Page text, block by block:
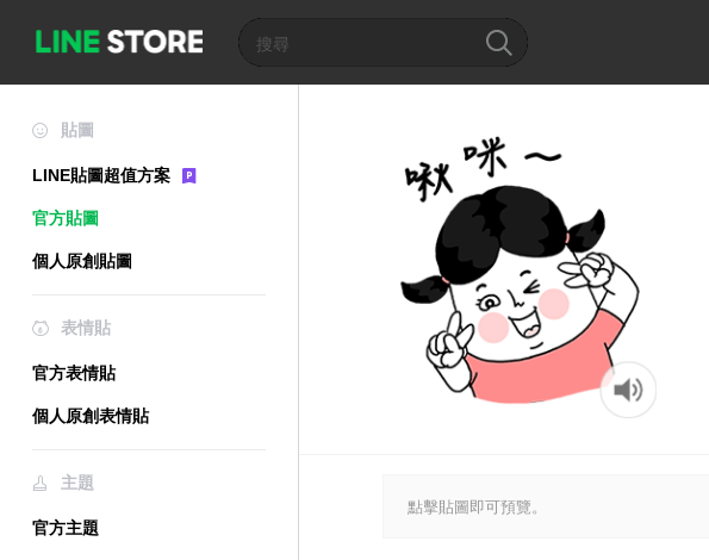
貼圖
LINE貼圖超值方案
官方貼圖
個人原創貼圖
表情貼
官方表情貼
個人原創表情貼
主題
官方主題
點擊貼圖即可預覽。